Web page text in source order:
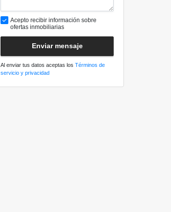
Acepto recibir información sobre
ofertas inmobiliarias
Enviar mensaje
Al enviar tus datos aceptas los Términos de
servicio y privacidad